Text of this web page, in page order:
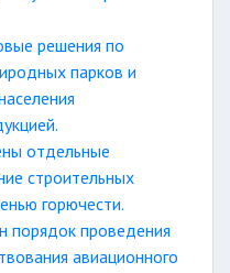
решения по
парков и
отдельные
строительных
горючести.
проведения
авиационного